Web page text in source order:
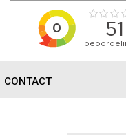
CONTACT